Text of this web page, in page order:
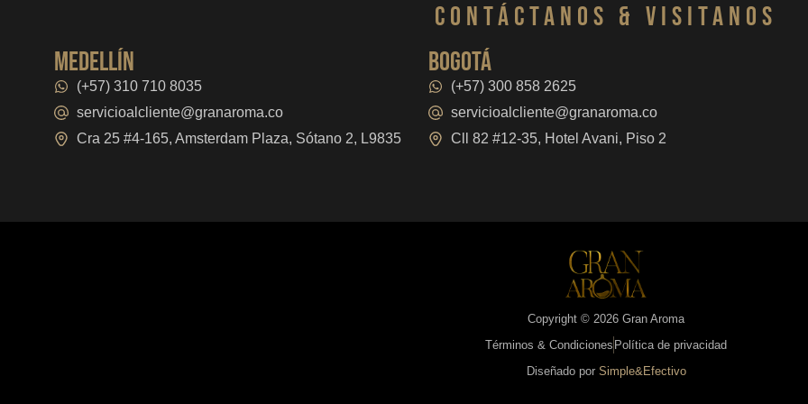
CONTáCTanos & VISITANOS
medellín
(+57) 310 710 8035
servicioalcliente@granaroma.co
Cra 25 #4-165, Amsterdam Plaza, Sótano 2, L9835
bogotá
(+57) 300 858 2625
servicioalcliente@granaroma.co
Cll 82 #12-35, Hotel Avani, Piso 2
Copyright © 2026 Gran Aroma
Términos & Condiciones Política de privacidad
Diseñado por Simple&Efectivo